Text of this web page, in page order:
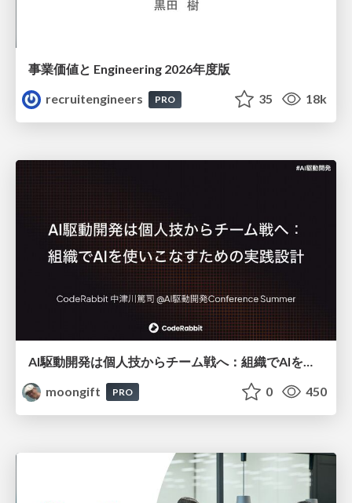
事業価値と Engineering 2026年度版
recruitengineers
PRO 35 18k
moongift
PRO 0 450